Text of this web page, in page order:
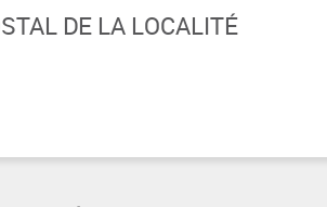
DE LA LOCALITÉ